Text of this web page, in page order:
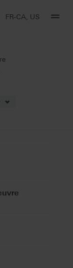
FR-CA, US
eIFU –